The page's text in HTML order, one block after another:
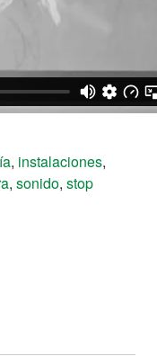
, instalaciones,
, sonido, stop